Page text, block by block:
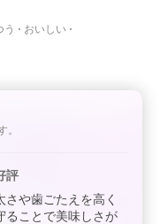
う
おいしい
。
評
や歯ごたえを高く
ることで美味しさが